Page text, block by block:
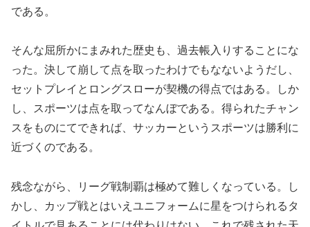
である。
そんな屈所かにまみれた歴史も、過去帳入りすることにな
った。決して崩して点を取ったわけでもなないようだし、
セットプレイとロングスローが契機の得点ではある。しか
し、スポーツは点を取ってなんぼである。得られたチャン
スをものにてできれば、サッカーというスポーツは勝利に
近づくのである。
残念ながら、リーグ戦制覇は極めて難しくなっている。し
かし、カップ戦とはいえユニフォームに星をつけられるタ